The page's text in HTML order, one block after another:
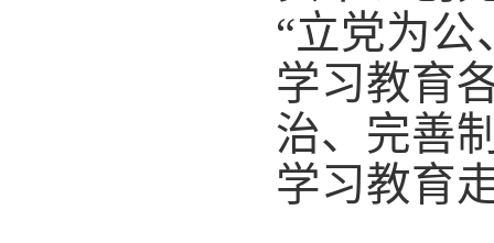
“立党为
学习教育
治、完善
学习教育